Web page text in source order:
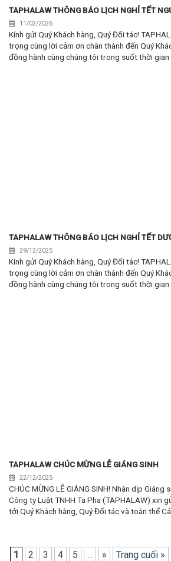
TAPHALAW THÔNG BÁO LỊCH NGHỈ TẾT
11/02/2026
Kính gửi Quý Khách hàng, Quý Đối tác!
trọng cùng lời cảm ơn chân thành đến Quý
đồng hành cùng chúng tôi trong suốt thời gian
TAPHALAW THÔNG BÁO LỊCH NGHỈ TẾT
29/12/2025
Kính gửi Quý Khách hàng, Quý Đối tác!
trọng cùng lời cảm ơn chân thành đến Quý
đồng hành cùng chúng tôi trong suốt thời gian
TAPHALAW CHÚC MỪNG LỄ GIÁNG SINH
22/12/2025
CHÚC MỪNG LỄ GIÁNG SINH! Nhân dịp Giáng
Công ty Luật TNHH Ta Pha (TAPHALAW) xin
tới Quý Khách hàng, Quý Đối tác và toàn thể
1 2 3 4 5 ... » Trang cuối »